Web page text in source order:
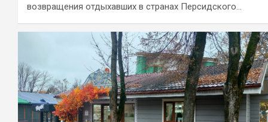
возвращения отдыхавших в странах Персидского…